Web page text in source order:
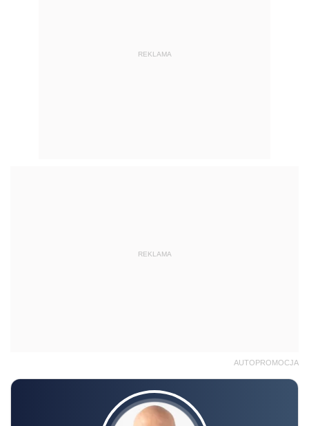
REKLAMA
REKLAMA
AUTOPROMOCJA